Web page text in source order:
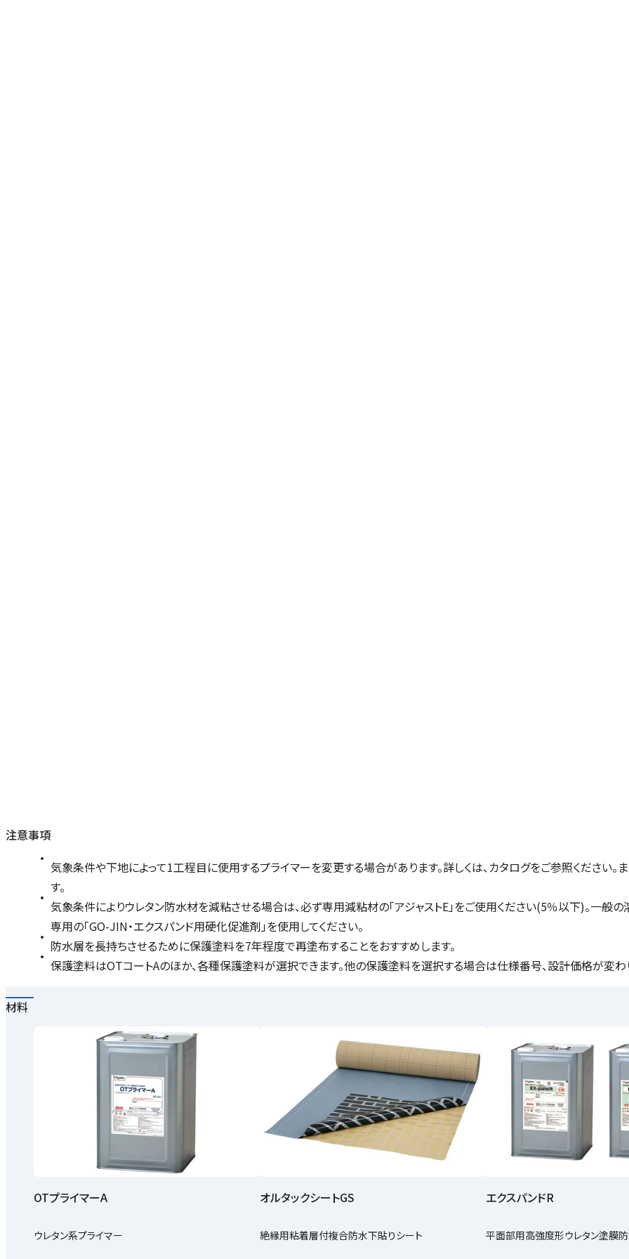
注意事項
気象条件や下地によって1工程目に使用するプライマーを変更する場合があります。詳しくは、カタログをご参照ください
す。
気象条件によりウレタン防水材を減粘させる場合は、必ず専用減粘材の「アジャストE」をご使用ください(5％以下)。一般
専用の「GO-JIN・エクスパンド用硬化促進剤」を使用してください。
防水層を長持ちさせるために保護塗料を7年程度で再塗布することをおすすめします。
保護塗料はOTコートAのほか、各種保護塗料が選択できます。他の保護塗料を選択する場合は仕様番号、設計価格が変わ
材料
OTプライマーA
ウレタン系プライマー
オルタックシートGS
絶縁用粘着層付複合防水下貼りシート
エクスパンドR
平面部用高強度形ウレタン塗膜